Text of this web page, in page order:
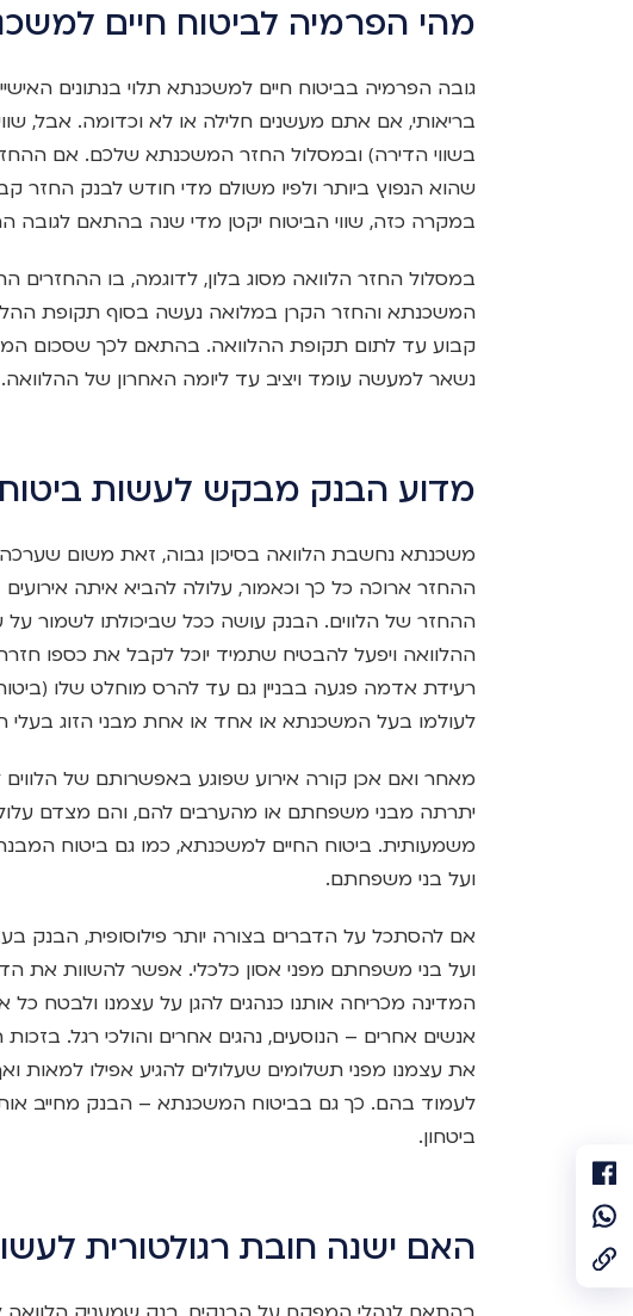
מהי הפרמיה לביטוח חיים
גובה הפרמיה בביטוח חיים למשכנתא תלוי בנתונים
בריאותי, אם אתם מעשנים חלילה או לא וכדומה. אבל,
בשווי הדירה) ובמסלול החזר המשכנתא שלכם. אם
שהוא הנפוץ ביותר ולפיו משולם מדי חודש לבנק החזר
במקרה כזה, שווי הביטוח יקטן מדי שנה בהתאם לגובה
במסלול החזר הלוואה מסוג בלון, לדוגמה, בו ההחזרים
המשכנתא והחזר הקרן במלואה נעשה בסוף תקופת
קבוע עד לתום תקופת ההלוואה. בהתאם לכך שסכום
נשאר למעשה עומד ויציב עד ליומה האחרון של ההלוואה.
מדוע הבנק מבקש לעשות
משכנתא נחשבת הלוואה בסיכון גבוה, זאת משום
ההחזר ארוכה כל כך וכאמור, עלולה להביא איתה אירועים
ההחזר של הלווים. הבנק עושה ככל שביכולתו לשמור
ההלוואה ויפעל להבטיח שתמיד יוכל לקבל את כספו
רעידת אדמה פגעה בבניין גם עד להרס מוחלט שלו
לעולמו בעל המשכנתא או אחד או אחת מבני הזוג בעלי
מאחר ואם אכן קורה אירוע שפוגע באפשרותם של
יתרתה מבני משפחתם או מהערבים להם, והם מצדם
משמעותית. ביטוח החיים למשכנתא, כמו גם ביטוח
ועל בני משפחתם.
אם להסתכל על הדברים בצורה יותר פילוסופית, הבנק
ועל בני משפחתם מפני אסון כלכלי. אפשר להשוות את
המדינה מכריחה אותנו כנהגים להגן על עצמנו ולבטח
אנשים אחרים – הנוסעים, נהגים אחרים והולכי רגל.
את עצמנו מפני תשלומים שעלולים להגיע אפילו למאות
לעמוד בהם. כך גם בביטוח המשכנתא – הבנק מחייב
ביטחון.
האם ישנה חובת רגולטורית